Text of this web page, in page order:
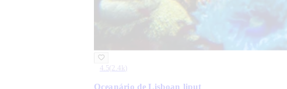
4.5( 2.4k )
Oceanário de Lisboan liput